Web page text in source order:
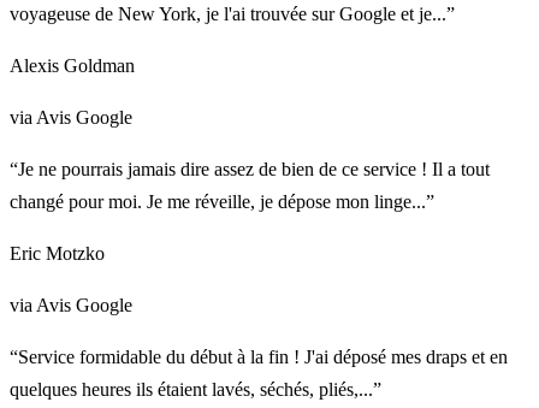
voyageuse de New York, je l'ai trouvée sur Google et je...”
Alexis Goldman
via Avis Google
“Je ne pourrais jamais dire assez de bien de ce service ! Il a tout
changé pour moi. Je me réveille, je dépose mon linge...”
Eric Motzko
via Avis Google
“Service formidable du début à la fin ! J'ai déposé mes draps et en
quelques heures ils étaient lavés, séchés, pliés,...”